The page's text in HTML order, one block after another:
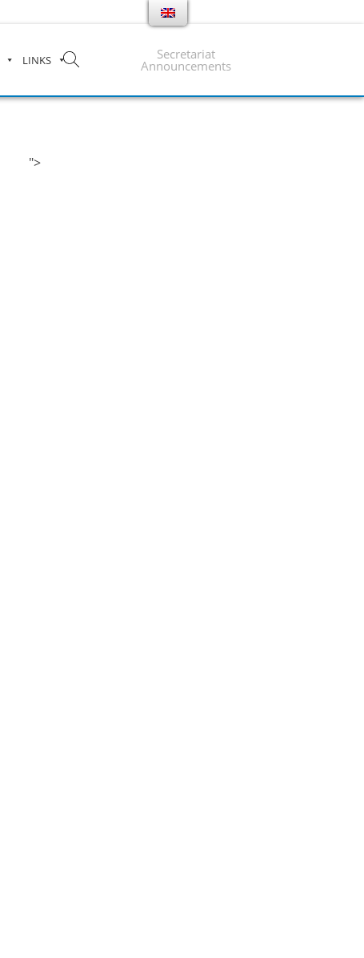
LINKS Secretariat
Announcements
">